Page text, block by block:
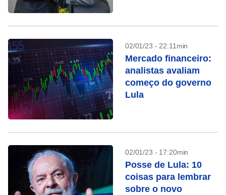
02/01/23 - 22:11min
Mercado financeiro:
analistas avaliam
começo do governo
Lula
02/01/23 - 17:20min
Posse de Lula: 10
coisas para lembrar
sobre o novo